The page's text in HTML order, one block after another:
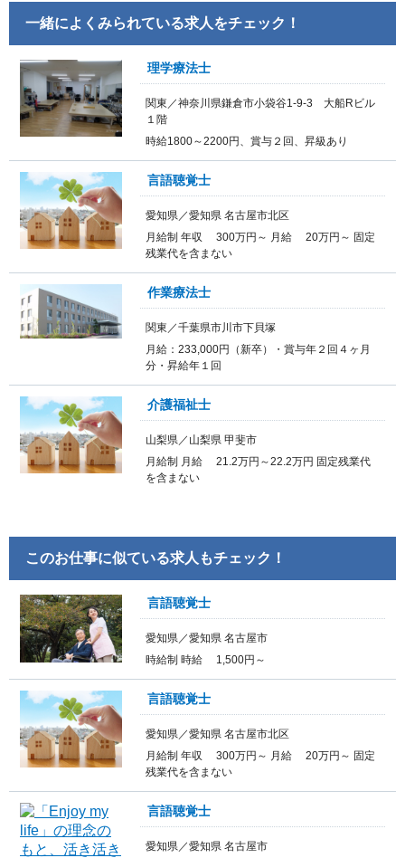
一緒によくみられている求人をチェック！
理学療法士
関東／神奈川県鎌倉市小袋谷1-9-3 大船Rビル
１階
時給1800～2200円、賞与２回、昇級あり
言語聴覚士
愛知県／愛知県 名古屋市北区
月給制 年収 300万円～ 月給 20万円～ 固定
残業代を含まない
作業療法士
関東／千葉県市川市下貝塚
月給：233,000円（新卒）・賞与年２回４ヶ月
分・昇給年１回
介護福祉士
山梨県／山梨県 甲斐市
月給制 月給 21.2万円～22.2万円 固定残業代
を含まない
このお仕事に似ている求人もチェック！
言語聴覚士
愛知県／愛知県 名古屋市
時給制 時給 1,500円～
言語聴覚士
愛知県／愛知県 名古屋市北区
月給制 年収 300万円～ 月給 20万円～ 固定
残業代を含まない
言語聴覚士
愛知県／愛知県 名古屋市